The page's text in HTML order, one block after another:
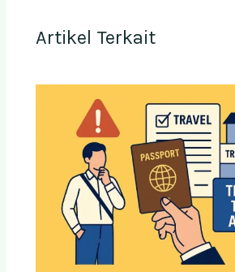
Artikel Terkait